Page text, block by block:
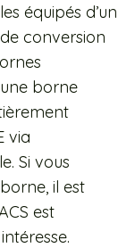
équipés d’un
conversion
borne
via
Si vous
il est
est